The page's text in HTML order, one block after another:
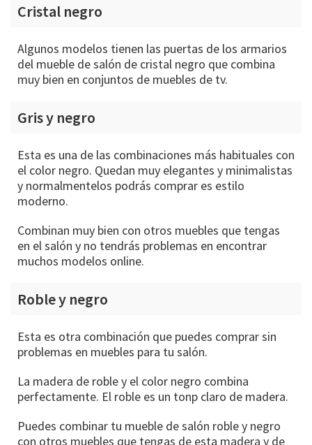
Cristal negro
Algunos modelos tienen las puertas de los armarios
del mueble de salón de cristal negro que combina
muy bien en conjuntos de muebles de tv.
Gris y negro
Esta es una de las combinaciones más habituales con
el color negro. Quedan muy elegantes y minimalistas
y normalmentelos podrás comprar es estilo
moderno.
Combinan muy bien con otros muebles que tengas
en el salón y no tendrás problemas en encontrar
muchos modelos online.
Roble y negro
Esta es otra combinación que puedes comprar sin
problemas en muebles para tu salón.
La madera de roble y el color negro combina
perfectamente. El roble es un tonp claro de madera.
Puedes combinar tu mueble de salón roble y negro
con otros muebles que tengas de esta madera y de